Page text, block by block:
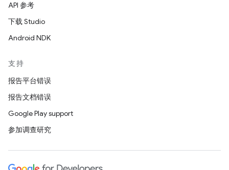
API 参考
下载 Studio
Android NDK
支持
报告平台错误
报告文档错误
Google Play support
参加调查研究